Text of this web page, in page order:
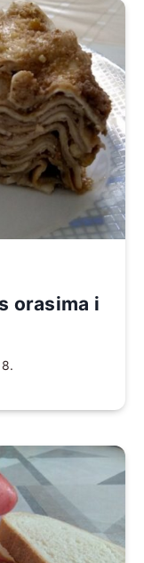
orasima i